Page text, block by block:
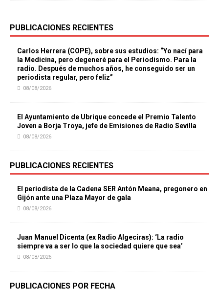
PUBLICACIONES RECIENTES
Carlos Herrera (COPE), sobre sus estudios: “Yo nací para
la Medicina, pero degeneré para el Periodismo. Para la
radio. Después de muchos años, he conseguido ser un
periodista regular, pero feliz”
08/08/2026
El Ayuntamiento de Ubrique concede el Premio Talento
Joven a Borja Troya, jefe de Emisiones de Radio Sevilla
08/08/2026
PUBLICACIONES RECIENTES
El periodista de la Cadena SER Antón Meana, pregonero en
Gijón ante una Plaza Mayor de gala
08/08/2026
Juan Manuel Dicenta (ex Radio Algeciras): ‘La radio
siempre va a ser lo que la sociedad quiere que sea’
08/08/2026
PUBLICACIONES POR FECHA